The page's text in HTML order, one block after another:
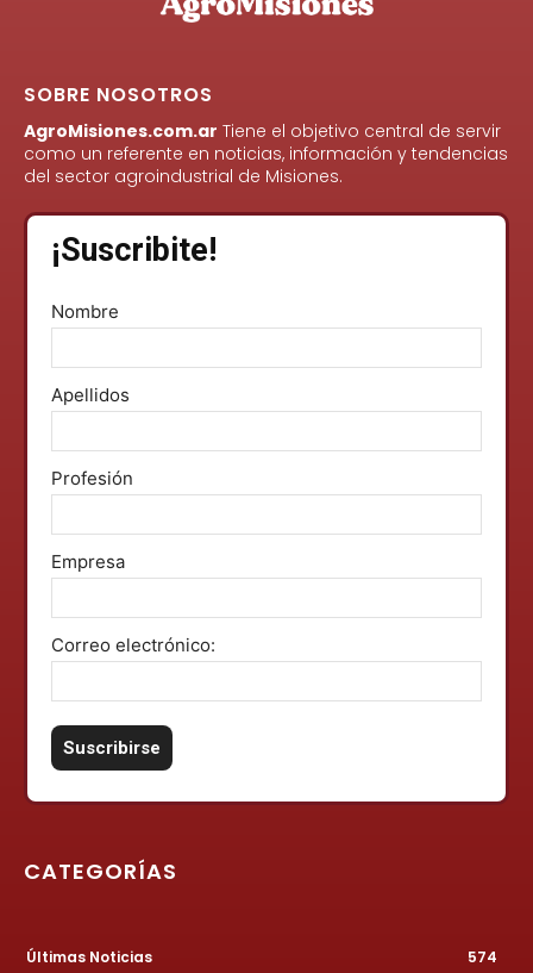
SOBRE NOSOTROS
AgroMisiones.com.ar Tiene el objetivo central de servir
como un referente en noticias, información y tendencias
del sector agroindustrial de Misiones.
¡Suscribite!
Nombre
Apellidos
Profesión
Empresa
Correo electrónico:
CATEGORÍAS
Últimas Noticias
574